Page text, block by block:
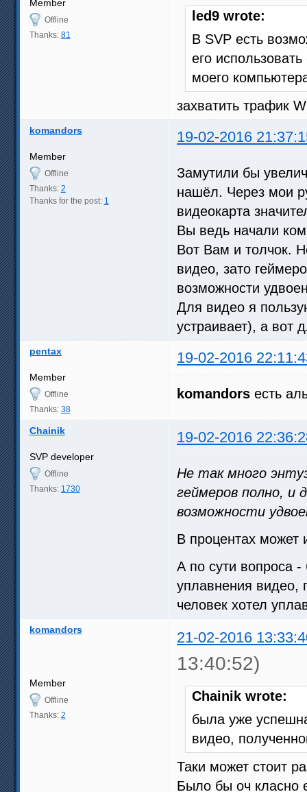
Member
Offline
Thanks: 81
led9 wrote:
В SVP есть
его
моего
захватить трафик
komandors 19-02-2016
Member
Offline
Thanks: 2
Thanks for the post: 1
Замутили бы
нашёл. Через мои
видеокарта
Вы ведь начали
Вот Вам и толчок.
видео, зато
возможности
Для видео я
устраивает), а вот
pentax 19-02-2016
Member
Offline
Thanks: 38
komandors есть
Chainik 19-02-2016
SVP developer
Offline
Thanks: 1730
Не так много
геймеров полно, и
возможности
В процентах может
А по сути вопроса
уплавнения видео,
человек хотел
komandors 21-02-2016
13:40:52)
Member
Offline
Thanks: 2
Chainik wrote:
была уже
видео,
Таки может стоит
Было бы оч класно